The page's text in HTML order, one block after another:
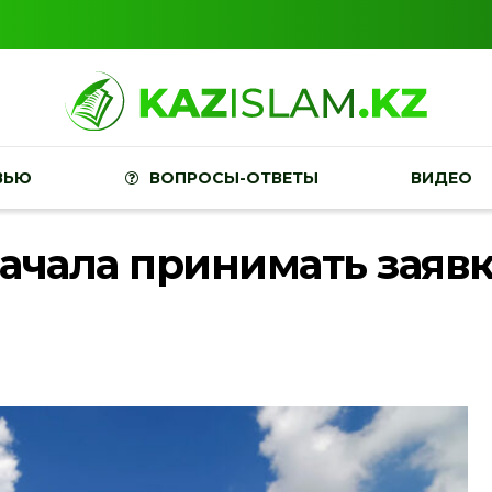
ВОПРОСЫ-ОТВЕТЫ ВИДЕО
принимать